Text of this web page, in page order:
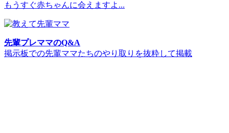
もうすぐ赤ちゃんに会えますよ...
先輩プレママのQ&A
掲示板での先輩ママたちのやり取りを抜粋して掲載